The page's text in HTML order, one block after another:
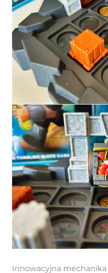
Innowacyjna